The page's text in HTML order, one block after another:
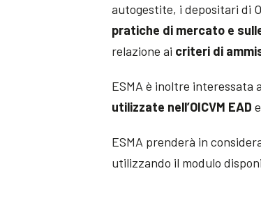
autogestite, i depositari di
pratiche di mercato e
relazione ai criteri di
ESMA è inoltre interessata
utilizzate nell’OICVM EAD
ESMA prenderà in
utilizzando il modulo